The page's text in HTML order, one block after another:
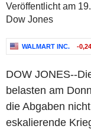
Veröffentlicht am
Dow Jones
WALMART INC. -
DOW JONES--
belasten am
die Abgaben
eskalierende